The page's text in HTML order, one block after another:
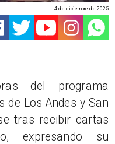
4 de diciembre de 2025
del programa
de Los Andes y San
tras recibir cartas
expresando su